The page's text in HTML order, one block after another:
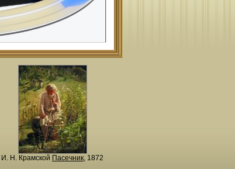
И. Н. Крамской Пасечник, 1872